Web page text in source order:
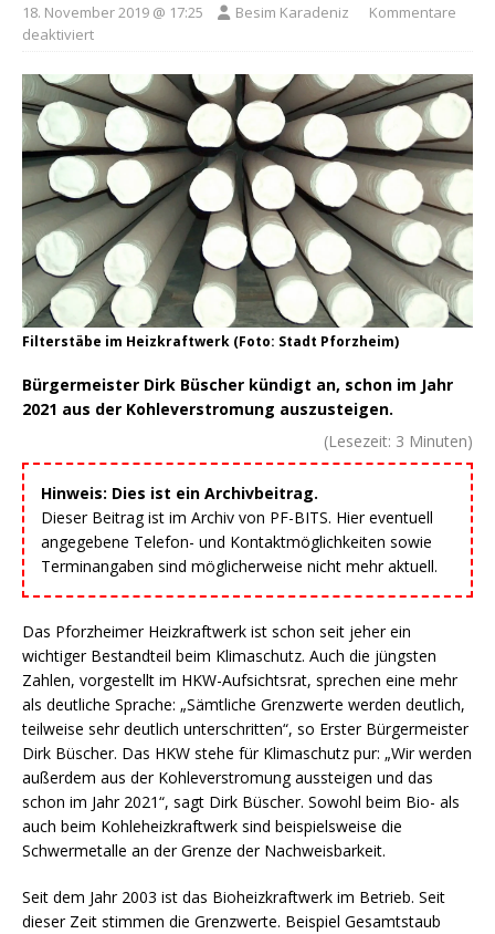
18. November 2019 @ 17:25 Besim Karadeniz
Kommentare
deaktiviert
Filterstäbe im Heizkraftwerk (Foto: Stadt Pforzheim)
Bürgermeister Dirk Büscher kündigt an, schon im Jahr
2021 aus der Kohleverstromung auszusteigen.
(Lesezeit: 3 Minuten)
Hinweis: Dies ist ein Archivbeitrag.
Dieser Beitrag ist im Archiv von PF-BITS. Hier eventuell
angegebene Telefon- und Kontaktmöglichkeiten sowie
Terminangaben sind möglicherweise nicht mehr aktuell.
Das Pforzheimer Heizkraftwerk ist schon seit jeher ein
wichtiger Bestandteil beim Klimaschutz. Auch die jüngsten
Zahlen, vorgestellt im HKW-Aufsichtsrat, sprechen eine mehr
als deutliche Sprache: „Sämtliche Grenzwerte werden deutlich,
teilweise sehr deutlich unterschritten“, so Erster Bürgermeister
Dirk Büscher. Das HKW stehe für Klimaschutz pur: „Wir werden
außerdem aus der Kohleverstromung aussteigen und das
schon im Jahr 2021“, sagt Dirk Büscher. Sowohl beim Bio- als
auch beim Kohleheizkraftwerk sind beispielsweise die
Schwermetalle an der Grenze der Nachweisbarkeit.
Seit dem Jahr 2003 ist das Bioheizkraftwerk im Betrieb. Seit
dieser Zeit stimmen die Grenzwerte. Beispiel Gesamtstaub